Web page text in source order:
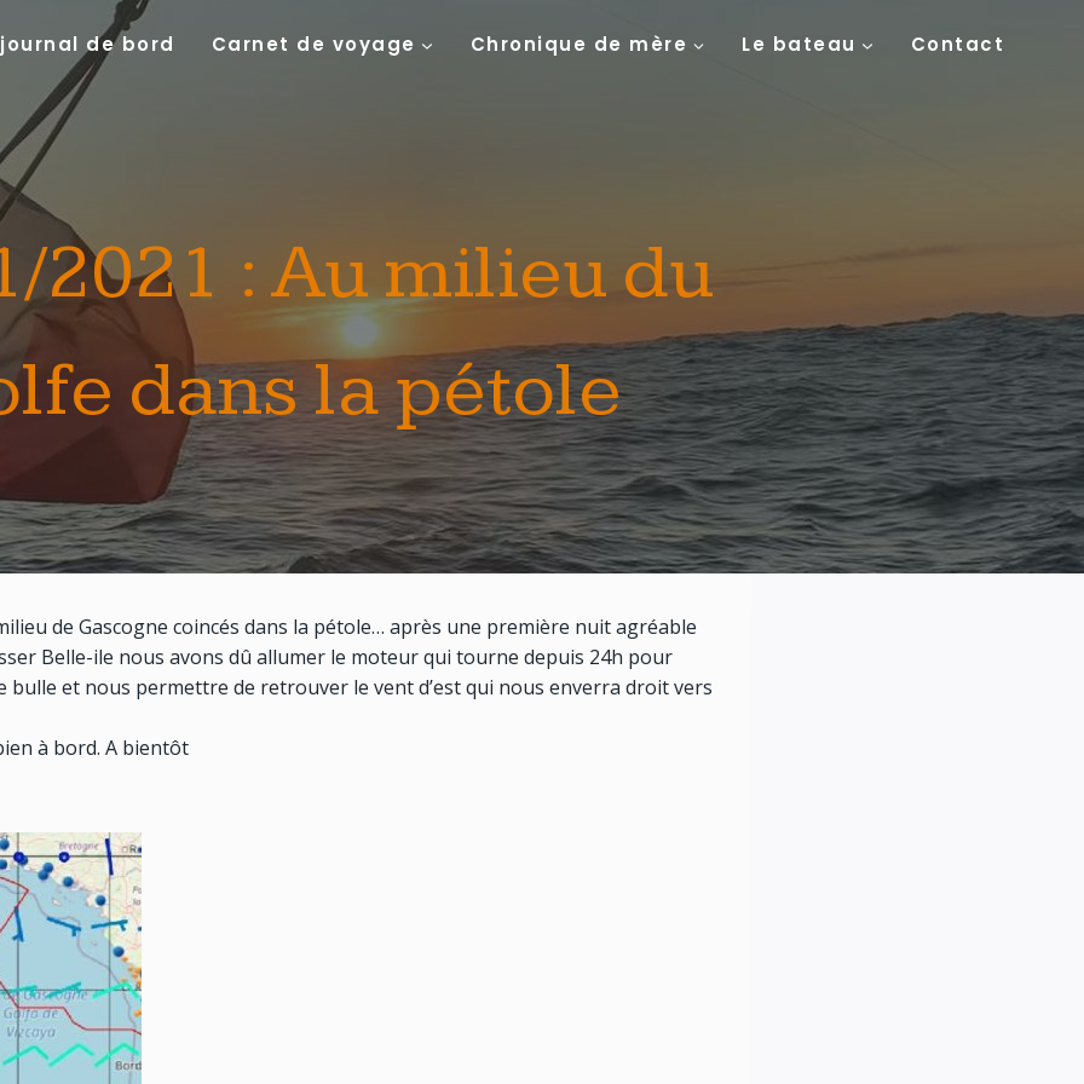
journal de bord Carnet de voyage Chronique de mère Le bateau Contact
2021 : Au milieu du
dans la pétole
de Gascogne coincés dans la pétole… après une première nuit agréable
Belle-ile nous avons dû allumer le moteur qui tourne depuis 24h pour
bulle et nous permettre de retrouver le vent d’est qui nous enverra droit vers
à bord. A bientôt